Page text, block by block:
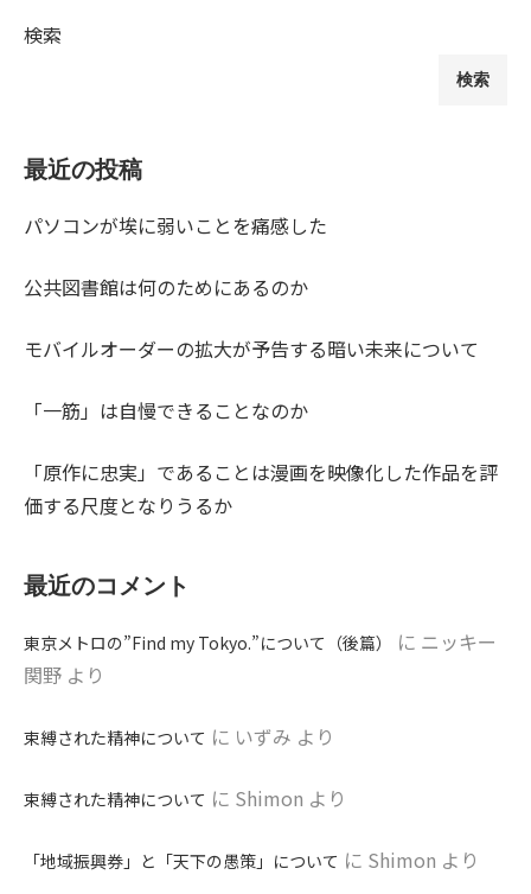
検索
検索
最近の投稿
パソコンが埃に弱いことを痛感した
公共図書館は何のためにあるのか
モバイルオーダーの拡大が予告する暗い未来について
「一筋」は自慢できることなのか
「原作に忠実」であることは漫画を映像化した作品を評
価する尺度となりうるか
最近のコメント
東京メトロの”Find my Tokyo.”について（後篇） に ニッキー
関野 より
束縛された精神について に いずみ より
束縛された精神について に Shimon より
「地域振興券」と「天下の愚策」について に Shimon より